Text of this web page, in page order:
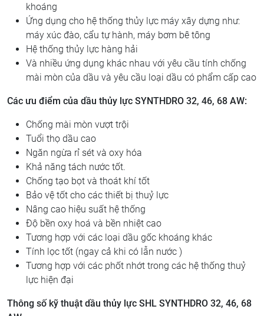
khoáng
Ứng dụng cho hệ thống thủy lực máy xây dựng như:
máy xúc đào, cẩu tự hành, máy bơm bê tông
Hệ thống thủy lực hàng hải​​
​​Và nhiều ứng dụng khác nhau với yêu cầu tính chống
mài mòn của dầu và yêu cầu loại dầu có phẩm cấp cao
Các ưu điểm của dầu thủy lực SYNTHDRO 32, 46, 68 AW:
Chống mài mòn vượt trội
Tuổi thọ dầu cao
Ngăn ngừa rỉ sét và oxy hóa
Khả năng tách nước tốt.
Chống tạo bọt và thoát khí tốt
Bảo vệ tốt cho các thiết bị thuỷ lực
Nâng cao hiệu suất hệ thống
Độ bền oxy hoá và bền nhiệt cao
Tương hợp với các loại dầu gốc khoáng khác
Tính lọc tốt (ngay cả khi có lẫn nước )
Tương hợp với các phốt nhớt trong các hệ thống thuỷ
lực hiện đại
Thông số kỹ thuật dầu thủy lực SHL SYNTHDRO 32, 46, 68